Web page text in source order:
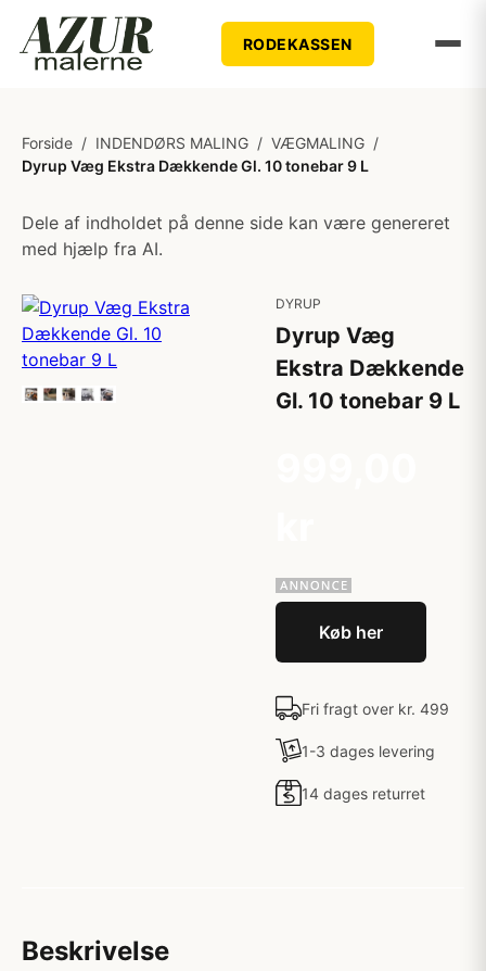
RODEKASSEN
Forside / INDENDØRS MALING / VÆGMALING /
Dyrup Væg Ekstra Dækkende Gl. 10 tonebar 9 L
Dele af indholdet på denne side kan være genereret
med hjælp fra AI.
DYRUP
Dyrup Væg
Ekstra Dækkende
Gl. 10 tonebar 9 L
Køb her
Fri fragt over kr. 499
1-3 dages levering
14 dages returret
Beskrivelse